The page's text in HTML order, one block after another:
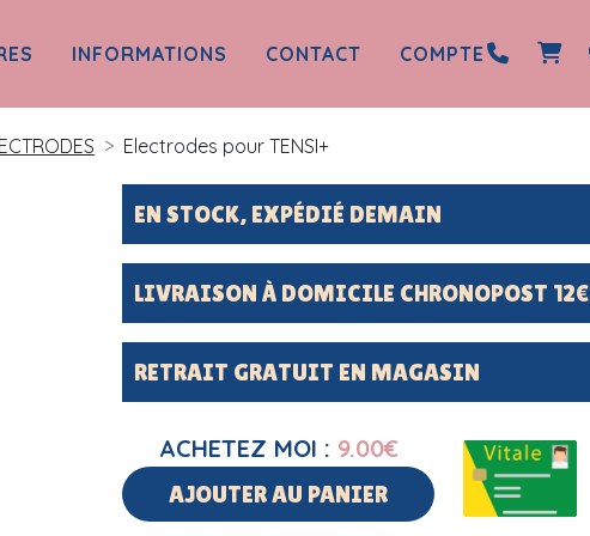
INFORMATIONS CONTACT COMPTE
Electrodes pour TENSI+
EN STOCK, EXPÉDIÉ DEMAIN
LIVRAISON À DOMICILE CHRONOPOST 12€
RETRAIT GRATUIT EN MAGASIN
ACHETEZ MOI : 9.00€
AJOUTER AU PANIER